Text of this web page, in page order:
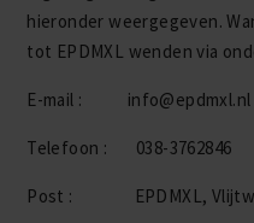
hieronder weergegeven.
tot EPDMXL wenden via
E-mail : info@epdmxl.nl
Telefoon : 038-3762846
Post : EPDMXL, Vlijtweg